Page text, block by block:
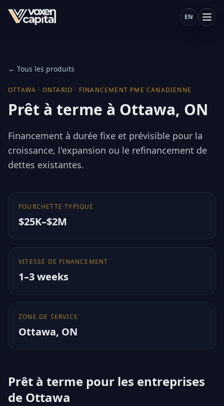
EN
← Tous les produits
OTTAWA · ONTARIO · FINANCEMENT PME CANADIENNE
Prêt à terme à Ottawa, ON
Financement à durée fixe et prévisible pour la
croissance, l'expansion ou le refinancement de
dettes existantes.
FOURCHETTE TYPIQUE
$25K–$2M
VITESSE DE FINANCEMENT
1–3 weeks
ZONE DE SERVICE
Ottawa, ON
Prêt à terme pour les entreprises
de Ottawa